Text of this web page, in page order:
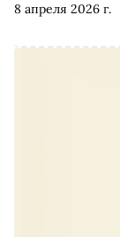
8 апреля 2026 г.
которой о